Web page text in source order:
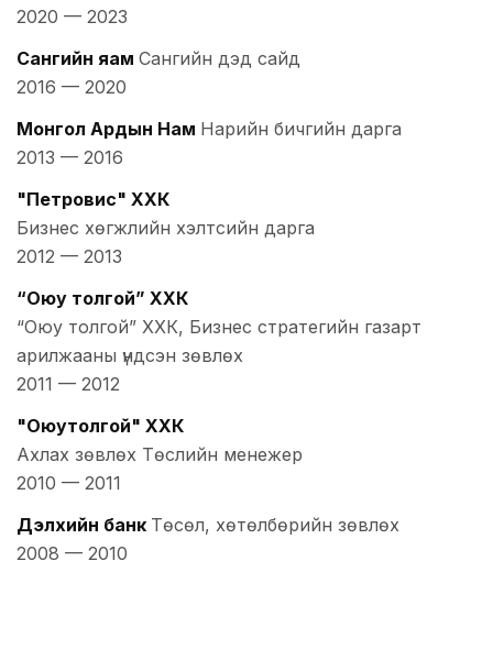
2020 — 2023
Сангийн яам Сангийн дэд сайд
2016 — 2020
Монгол Ардын Нам Нарийн бичгийн дарга
2013 — 2016
"Петровис" ХХК
Бизнес хөгжлийн хэлтсийн дарга
2012 — 2013
“Оюу толгой” ХХК
“Оюу толгой” ХХК, Бизнес стратегийн газарт
арилжааны үндсэн зөвлөх
2011 — 2012
"Оюутолгой" ХХК
Ахлах зөвлөх Төслийн менежер
2010 — 2011
Дэлхийн банк Төсөл, хөтөлбөрийн зөвлөх
2008 — 2010